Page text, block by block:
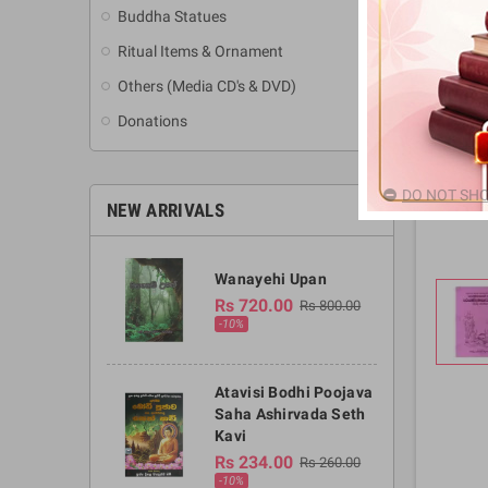
Buddha Statues
Ritual Items & Ornament
Others (Media CD's & DVD)
Donations
NEW ARRIVALS
Wanayehi Upan
Rs 720.00 Rs 800.00
-10%
Atavisi Bodhi Poojava
Saha Ashirvada Seth
Kavi
Rs 234.00 Rs 260.00
-10%
DO NOT